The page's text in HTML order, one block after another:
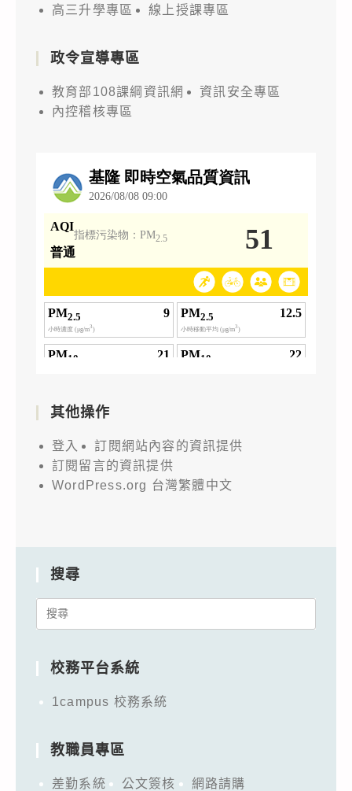
高三升學專區 線上授課專區
政令宣導專區
教育部108課綱資訊網
資訊安全專區
內控稽核專區
其他操作
登入
訂閱網站內容的資訊提供
訂閱留言的資訊提供
WordPress.org 台灣繁體中文
搜尋
Search
校務平台系統
1campus 校務系統
教職員專區
差勤系統 公文簽核
網路請購